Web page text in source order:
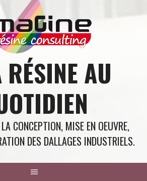
AU
CONCEPTION, MISE EN OEUVRE,
DES DALLAGES INDUSTRIELS.